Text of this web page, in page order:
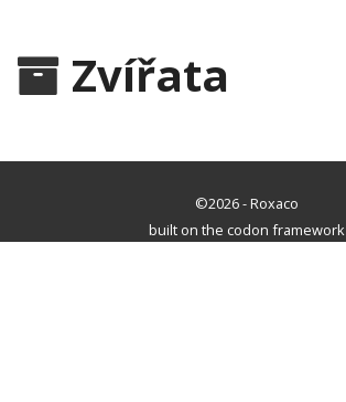
Zvířata
©2026 - Roxaco
built on the codon framework